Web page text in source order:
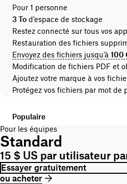
Pour 1 personne
3 To d’espace de stockage
Restez connecté sur tous vos
Restauration des fichiers
Envoyez des fichiers jusqu’à 100
Modification de fichiers PDF et
Ajoutez votre marque à vos
Protégez vos fichiers par mot de
Populaire
Pour les équipes
Standard
15 $ US par utilisateur
Essayer gratuitement
ou acheter